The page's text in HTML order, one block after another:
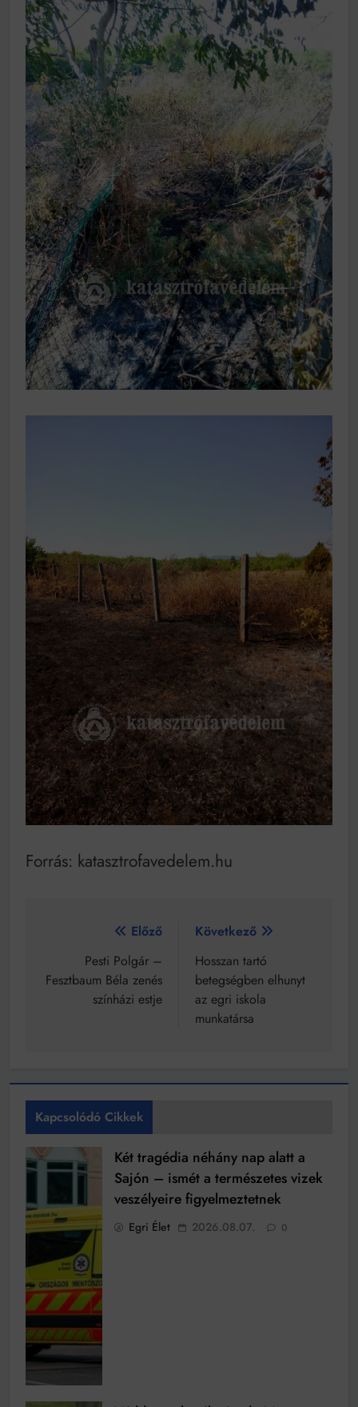
Forrás: katasztrofavedelem.hu
Bejegyzés
navigáció
Előző
Pesti Polgár –
Fesztbaum Béla zenés
színházi estje
Következő
Hosszan tartó
betegségben elhunyt
az egri iskola
munkatársa
Kapcsolódó Cikkek
Két tragédia néhány nap alatt a
Sajón – ismét a természetes vizek
veszélyeire figyelmeztetnek
Egri Élet 2026.08.07. 0